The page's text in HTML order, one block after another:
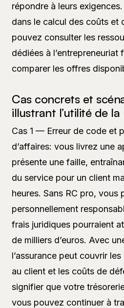
répondre à leurs
dans le calcul des coûts et
pouvez consulter les
dédiées à l’entrepreneuriat
comparer les offres
Cas concrets et
illustrant l’utilité de
Cas 1 — Erreur de code et
d’affaires: vous livrez une
présente une faille,
du service pour un client
heures. Sans RC pro, vous
personnellement
frais juridiques pourraient
de milliers d’euros. Avec
l’assurance peut couvrir
au client et les coûts de
signifier que votre
vous pouvez continuer à